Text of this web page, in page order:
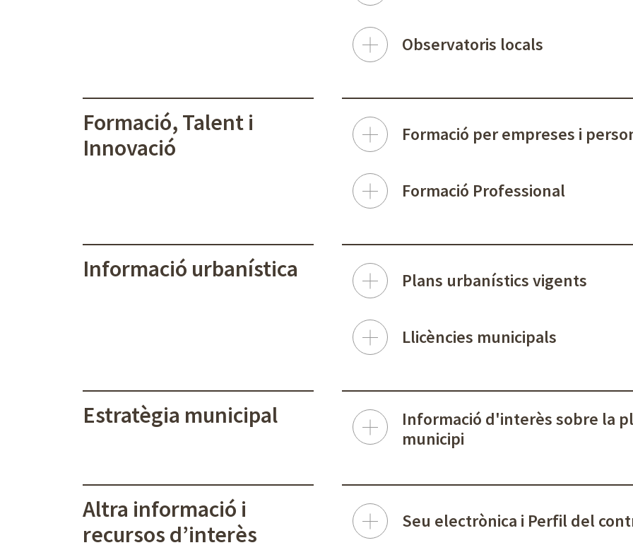
Observatoris locals
Formació, Talent i
Innovació
Formació per empreses i
Formació Professional
Informació urbanística Plans urbanístics vigents
Llicències municipals
Estratègia municipal
Informació d'interès sobre la
municipi
Altra informació i
recursos d’interès
Seu electrònica i Perfil del